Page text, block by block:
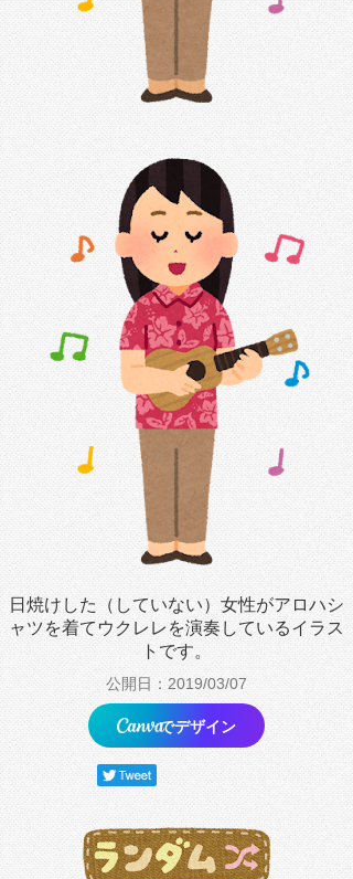
日焼けした（していない）女性がアロハシ
ャツを着てウクレレを演奏しているイラス
トです。
公開日：2019/03/07
でデザイン